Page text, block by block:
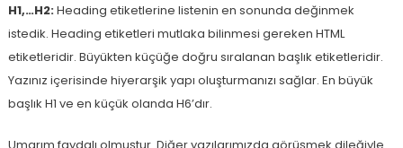
H1,…H2:Heading etiketlerine listenin en sonunda değinmek
istedik. Heading etiketleri mutlaka bilinmesi gereken HTML
etiketleridir. Büyükten küçüğe doğru sıralanan başlık etiketleridir.
Yazınız içerisinde hiyerarşik yapı oluşturmanızı sağlar. En büyük
başlık H1 ve en küçük olanda H6’dır.
Umarım faydalı olmuştur. Diğer yazılarımızda görüşmek dileğiyle…